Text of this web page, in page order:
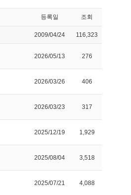
등록일 조회
2009/04/24 116,323
2026/05/13 276
2026/03/26 406
2026/03/23 317
2025/12/19 1,929
2025/08/04 3,518
2025/07/21 4,088